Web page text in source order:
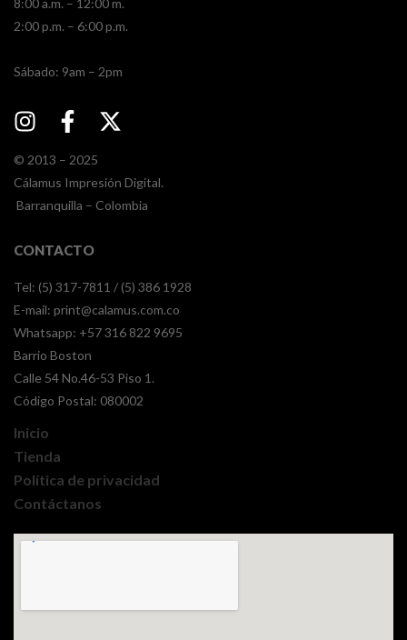
2:00 p.m. – 6:00 p.m.
​​Sábado: 9am – 2pm
© 2013 – 2025
Cálamus Impresión Digital.
Barranquilla – Colombia
CONTACTO
Tel: (5) 317-7811 / (5) 386 1928
E-mail: print@calamus.com.co
Whatsapp: +57 316 822 9695
Barrio Boston
Calle 54 No.46-53 Piso 1.
Código Postal: 080002
Inicio
Tienda
Política de privacidad
Contáctanos